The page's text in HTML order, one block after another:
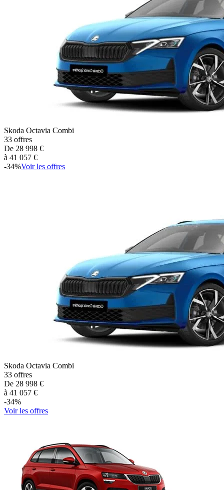
Skoda Octavia Combi
33 offres
De 28 998 €
à 41 057 €
-34%Voir les offres
Skoda Octavia Combi
33 offres
De 28 998 €
à 41 057 €
-34%
Voir les offres